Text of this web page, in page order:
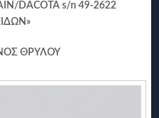
/ DACOTA s/n 49-2622
»
ΘΡΥΛΟΥ